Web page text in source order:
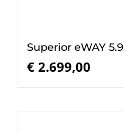
Superior eWAY 5.9
€ 2.699,00